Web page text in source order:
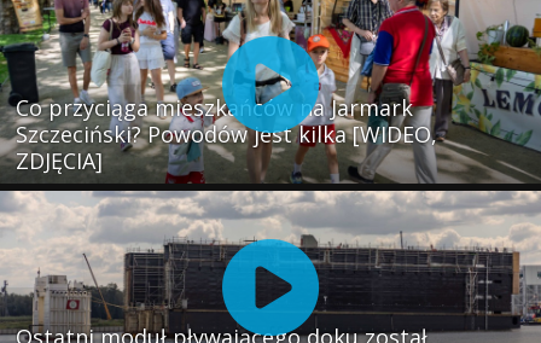
Co przyciąga mieszkańców na Jarmark
Szczeciński? Powodów jest kilka [WIDEO,
ZDJĘCIA]
Ostatni moduł pływającego doku został